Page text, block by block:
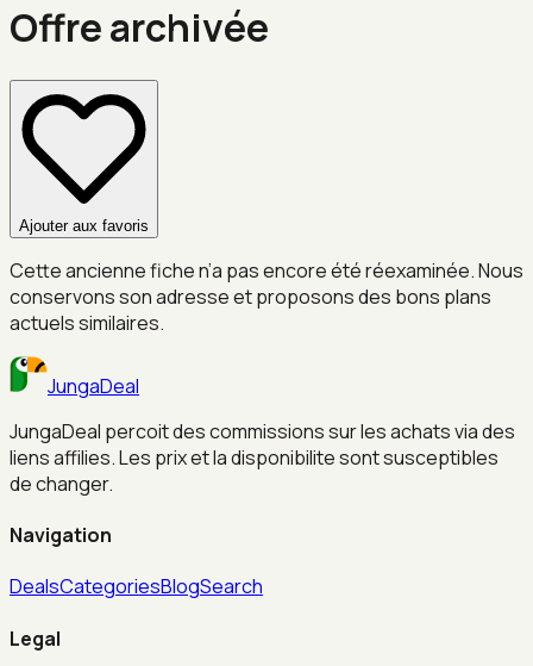
Offre archivée
Ajouter aux favoris
Cette ancienne fiche n’a pas encore été réexaminée. Nous
conservons son adresse et proposons des bons plans
actuels similaires.
JungaDeal
JungaDeal percoit des commissions sur les achats via des
liens affilies. Les prix et la disponibilite sont susceptibles
de changer.
Navigation
DealsCategoriesBlogSearch
Legal